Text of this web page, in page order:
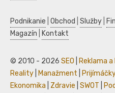
Podnikanie Obchod Služby
Magazín
Kontakt
© 2010 - 2026 SEO Reklama a
Reality
Manažment
Ekonomika
Zdravie SWOT